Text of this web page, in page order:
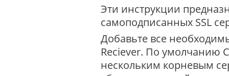
Эти инструкции
самоподписанных SSL
Добавьте все
Reciever. По умолчанию
нескольким корневым